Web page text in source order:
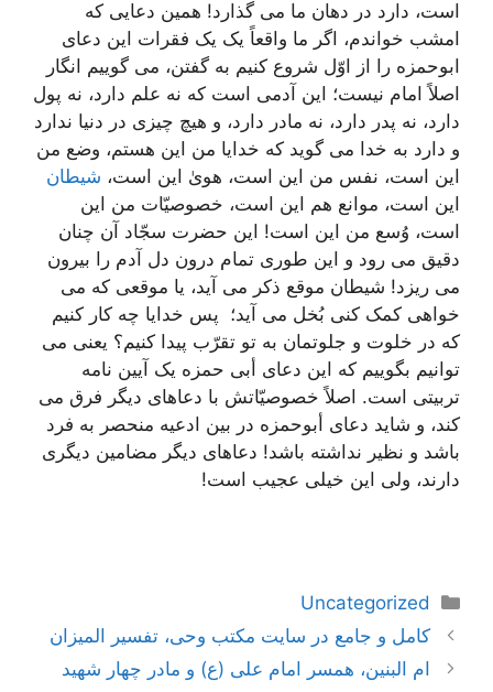
است، دارد در دهان ما می گذارد! همین دعایی که
امشب خواندم، اگر ما واقعاً یک یک فقرات این دعای
ابوحمزه را از اوّل شروع کنیم به گفتن، می گوییم انگار
اصلاً امام نیست؛ این آدمی است که نه علم دارد، نه پول
دارد، نه پدر دارد، نه مادر دارد، و هیچ چیزی در دنیا ندارد
و دارد به خدا می گوید که خدایا من این هستم، وضع من
این است، نفس من این است، هویٰ این است، شیطان
این است، موانع هم این است، خصوصیّات من این
است، وُسع من این است! این حضرت سجّاد آن چنان
دقیق می رود و این طوری تمام درون دل آدم را بیرون
می ریزد! شیطان موقع ذکر می آید، یا موقعی که می
خواهی کمک کنی بُخل می آید؛ پس خدایا چه کار کنیم
که در خلوت و جلوتمان به تو تقرّب پیدا کنیم؟ یعنی می
توانیم بگوییم که این دعای أبی حمزه یک آیین نامه
تربیتی است. اصلاً خصوصیّاتش با دعاهای دیگر فرق می
کند، و شاید دعای أبوحمزه در بین ادعیه منحصر به فرد
باشد و نظیر نداشته باشد! دعاهای دیگر مضامین دیگری
دارند، ولی این خیلی عجیب است!
دسته‌ها
Uncategorized
ناوبری
نوشته‌ها
کامل و جامع در سایت مکتب وحی، تفسیر المیزان
ام البنین، همسر امام علی (ع) و مادر چهار شهید